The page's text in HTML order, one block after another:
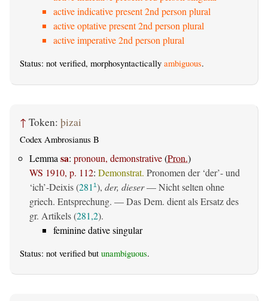
active indicative present 2nd person plural
active optative present 2nd person plural
active imperative 2nd person plural
Status: not verified, morphosyntactically ambiguous.
↑ Token: þizai
Codex Ambrosianus B
Lemma sa: pronoun, demonstrative(Pron.)
WS 1910, p. 112: Demonstrat. Pronomen der ‘der’- und
‘ich’-Deixis (281 1), der, dieser— Nicht selten ohne
griech. Entsprechung. — Das Dem. dient als Ersatz des
gr. Artikels (281,2).
feminine dative singular
Status: not verified but unambiguous.